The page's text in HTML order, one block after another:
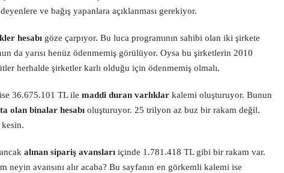
ve bağış yapanlara açıklanması gerekiyor.
hesabı göze çarpıyor. Bu luca programının sahibi olan iki şirkete
da yarısı henüz ödenmemiş görülüyor. Oysa bu şirketlerin 2010
herhalde şirketler karlı olduğu için ödenmemiş olmalı.
36.675.101 TL ile maddi duran varlıklar kalemi oluşturuyor. Bunun
olan binalar hesabı oluşturuyor. 25 trilyon az buz bir rakam değil.
alınan sipariş avansları içinde 1.781.418 TL gibi bir rakam var.
avansını alır acaba? Bu sayfanın en görkemli kalemi ise